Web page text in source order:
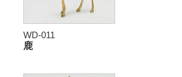
WD-011
鹿